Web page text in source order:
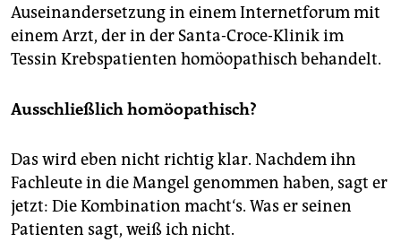
Auseinandersetzung in einem Internetforum mit
einem Arzt, der in der Santa-Croce-Klinik im
Tessin Krebspatienten homöopathisch behandelt.
Ausschließlich homöopathisch?
Das wird eben nicht richtig klar. Nachdem ihn
Fachleute in die Mangel genommen haben, sagt er
jetzt: Die Kombination macht‘s. Was er seinen
Patienten sagt, weiß ich nicht.